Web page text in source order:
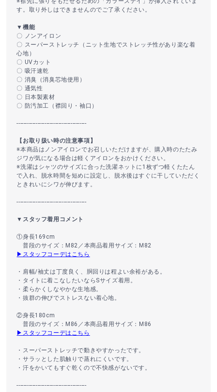
す。取り外しはできませんのでご了承ください。
▼機能
〇 ノンアイロン
〇 スーパーストレッチ（ニット生地でストレッチ性があり楽な着
心地）
〇 UVカット
〇 吸汗速乾
〇 消臭（消臭芯地使用）
〇 通気性
〇 日本製素材
〇 防汚加工（襟回り・袖口）
----------------------------------------
【お取り扱い時の注意事項】
※本商品はノンアイロンでお召しいただけますが、購入時のたたみ
ジワが気になる場合は軽くアイロンをおかけください。
※洗濯はシャツのサイズに合った洗濯ネットに1枚ずつ軽くたたん
で入れ、脱水時間を短めに設定し、脱水後はすぐに干していただく
ときれいにシワが伸びます。
----------------------------------------
▼スタッフ着用コメント
①身長169cm
普段のサイズ：M82／本商品着用サイズ：M82
▶スタッフコーデはこちら
・肩幅/袖丈は丁度良く、胴回りは程よい余裕がある。
・タイトに着こなしたいならSサイズ着用。
・柔らかくしなやかな生地感。
・抜群の伸びでストレスない着心地。
②身長180cm
普段のサイズ：M86／本商品着用サイズ：M86
▶スタッフコーデはこちら
・スーパーストレッチで動きやすかったです。
・サラッとした肌触りで蒸れにくいです。
・汗をかいてもすぐ乾くので不快感がないです。
----------------------------------------